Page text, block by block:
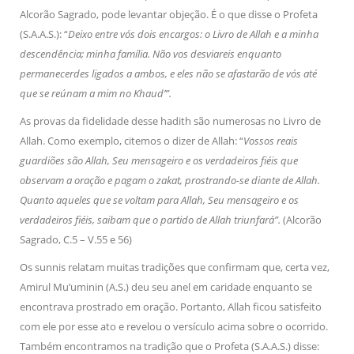
Alcorão Sagrado, pode levantar objeção. É o que disse o Profeta
(S.A.A.S.): “Deixo entre vós dois encargos: o Livro de Allah e a minha
descendência; minha família. Não vos desviareis enquanto
permanecerdes ligados a ambos, e eles não se afastarão de vós até
que se reúnam a mim no Khaud’”.
As provas da fidelidade desse hadith são numerosas no Livro de
Allah. Como exemplo, citemos o dizer de Allah: “Vossos reais
guardiões são Allah, Seu mensageiro e os verdadeiros fiéis que
observam a oração e pagam o zakat, prostrando-se diante de Allah.
Quanto aqueles que se voltam para Allah, Seu mensageiro e os
verdadeiros fiéis, saibam que o partido de Allah triunfará”. (Alcorão
Sagrado, C.5 – V.55 e 56)
Os sunnis relatam muitas tradições que confirmam que, certa vez,
Amirul Mu’uminin (A.S.) deu seu anel em caridade enquanto se
encontrava prostrado em oração. Portanto, Allah ficou satisfeito
com ele por esse ato e revelou o versículo acima sobre o ocorrido.
Também encontramos na tradição que o Profeta (S.A.A.S.) disse: